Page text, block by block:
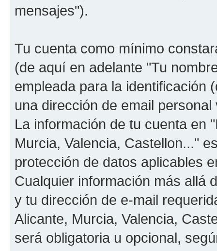
mensajes").
Tu cuenta como mínimo
(de aquí en adelante "Tu
empleada para la identificación
una dirección de email
La información de tu cuenta en
Murcia, Valencia, Castellon..."
protección de datos aplicables
Cualquier información más allá
y tu dirección de e-mail
Alicante, Murcia, Valencia,
será obligatoria u opcional,